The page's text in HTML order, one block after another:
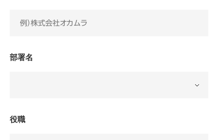
部署名
役職